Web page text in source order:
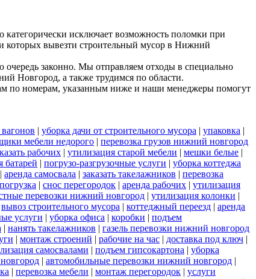
исключает возможность поломки при
которых вывезти строительный мусор в Нижний
законно. Мы отправляем отходы в специально
Новгород, а также трудимся по области.
по номерам, указанным ниже и наши менеджеры помогут
| уборка дачи от строительного мусора | упаковка |
мебели недорого | перевозка грузов нижний новгород
рабочих | утилизация старой мебели | мешки белые |
батарей | погрузо-разгрузочные услуги | уборка коттеджа
| аренда самосвала | заказать такелажников | перевозка
погрузка | снос перегородок | аренда рабочих | утилизация
перевозки нижний новгород | утилизация колонки |
вывоз строительного мусора | коттеджный переезд | аренда
услуги | уборка офиса | коробки | подъем
| нанять такелажников | газель перевозки нижний новгород
| монтаж строений | рабочие на час | доставка под ключ |
самосвалами | подъем гипсокартона | уборка
| автомобильные перевозки нижний новгород |
| перевозка мебели | монтаж перегородок | услуги